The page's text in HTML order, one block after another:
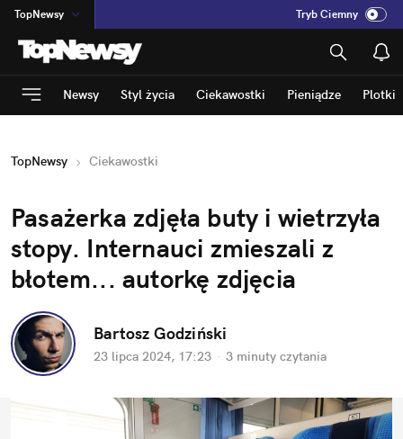
TopNewsy
na:Temat
INN:Poland
ASZ:dziennik
dad:HERO
Tryb Ciemny
Newsy Styl życia Ciekawostki Pieniądze Plotki
TopNewsy Ciekawostki
Pasażerka zdjęła buty i wietrzyła
stopy. Internauci zmieszali z
błotem... autorkę zdjęcia
Bartosz Godziński
23 lipca 2024, 17:23 · 3 minuty czytania